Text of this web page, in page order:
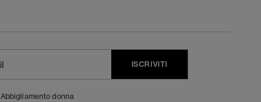
ISCRIVITI
Abbigliamento donna